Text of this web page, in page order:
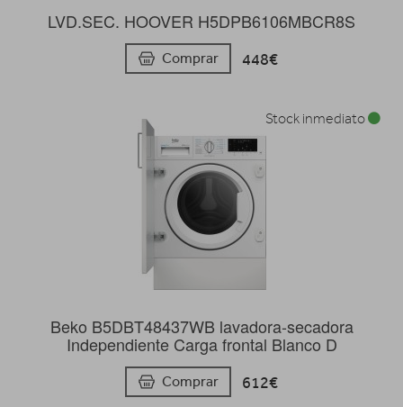
LVD.SEC. HOOVER H5DPB6106MBCR8S
Comprar 448€
Beko B5DBT48437WB lavadora-secadora
Independiente Carga frontal Blanco D
Comprar 612€
Stock inmediato